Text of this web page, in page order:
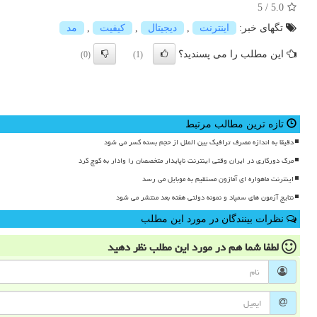
5.0
/
5
تگهای خبر:
اینترنت , دیجیتال , كیفیت , مد
این مطلب را می پسندید؟ (1)
(0)
تازه ترین مطالب مرتبط
دقیقا به اندازه مصرف ترافیک بین الملل از حجم بسته کسر می شود
مرگ دورکاری در ایران وقتی اینترنت ناپایدار متخصصان را وادار به کوچ کرد
اینترنت ماهواره ای آمازون مستقیم به موبایل می رسد
نتایج آزمون های سمپاد و نمونه دولتی هفته بعد منتشر می شود
نظرات بینندگان در مورد این مطلب
لطفا شما همدر مورد این مطلبنظر دهید